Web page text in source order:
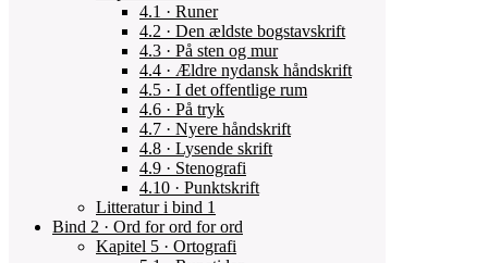
4.1 · Runer
4.2 · Den ældste bogstavskrift
4.3 · På sten og mur
4.4 · Ældre nydansk håndskrift
4.5 · I det offentlige rum
4.6 · På tryk
4.7 · Nyere håndskrift
4.8 · Lysende skrift
4.9 · Stenografi
4.10 · Punktskrift
Litteratur i bind 1
Bind 2 · Ord for ord for ord
Kapitel 5 · Ortografi